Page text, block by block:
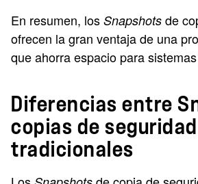
En resumen, los Snapshots de
ofrecen la gran ventaja de una
que ahorra espacio para
Diferencias entre
copias de seguridad
tradicionales